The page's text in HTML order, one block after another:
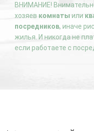
ВНИМАНИЕ!
хозяев комнаты или
посредников, иначе
жилья. И никогда не
если работаете с